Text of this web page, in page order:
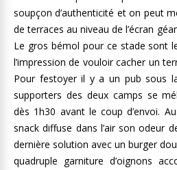
soupçon d’authenticité et on peut
de terraces au niveau de l’écran
Le gros bémol pour ce stade sont
l’impression de vouloir cacher un
Pour festoyer il y a un pub sous
supporters des deux camps se
dès 1h30 avant le coup d’envoi.
snack diffuse dans l’air son odeur
dernière solution avec un burger
quadruple garniture d’oignons